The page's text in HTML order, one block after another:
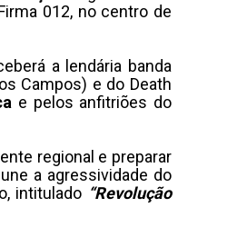
012, no centro de
a lendária banda
Campos) e do Death
e pelos anfitriões do
regional e preparar
a agressividade do
intitulado “Revolução